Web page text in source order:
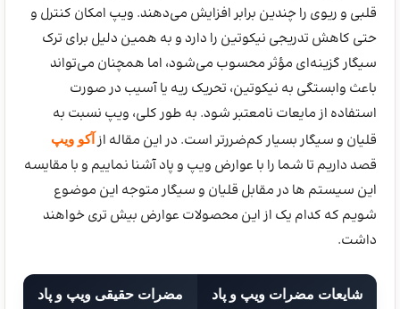
قلبی و ریوی را چندین برابر افزایش می‌دهند. ویپ امکان کنترل و
حتی کاهش تدریجی نیکوتین را دارد و به همین دلیل برای ترک
سیگار گزینه‌ای مؤثر محسوب می‌شود، اما همچنان می‌تواند
باعث وابستگی به نیکوتین، تحریک ریه یا آسیب در صورت
استفاده از مایعات نامعتبر شود. به طور کلی، ویپ نسبت به
قلیان و سیگار بسیار کم‌ضررتر است. در این مقاله از آکو ویپ
قصد داریم تا شما را با عوارض ویپ و پاد آشنا نماییم و با مقایسه
این سیستم ها در مقابل قلیان و سیگار متوجه این موضوع
شویم که کدام یک از این محصولات عوارض بیش تری خواهند
داشت.
شایعات مضرات ویپ و پاد مضرات حقیقی ویپ و پاد